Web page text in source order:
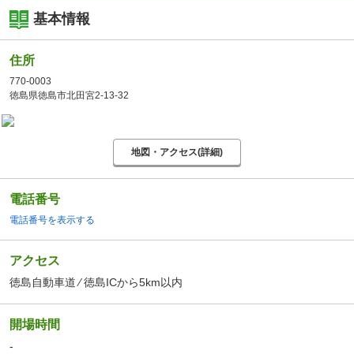
基本情報
住所
770-0003
徳島県徳島市北田宮2-13-32
地図・アクセス(詳細)
電話番号
電話番号を表示する
アクセス
徳島自動車道 ⁄ 徳島ICから5km以内
開場時間
-